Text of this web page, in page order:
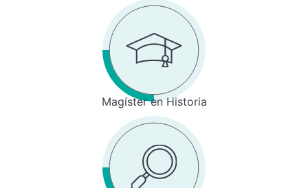
Magíster en Historia